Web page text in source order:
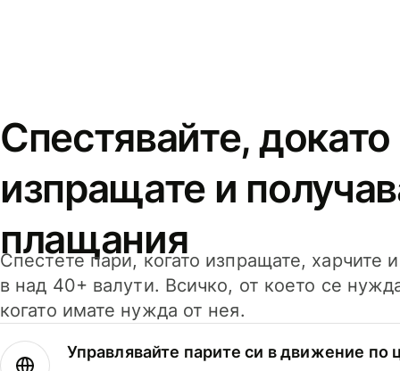
Спестявайте,
изпращате и
плащания
Спестете пари, когато изпращате, харчите
в над 40+ валути. Всичко, от което се
когато имате нужда от нея.
Управлявайте парите си в движение по